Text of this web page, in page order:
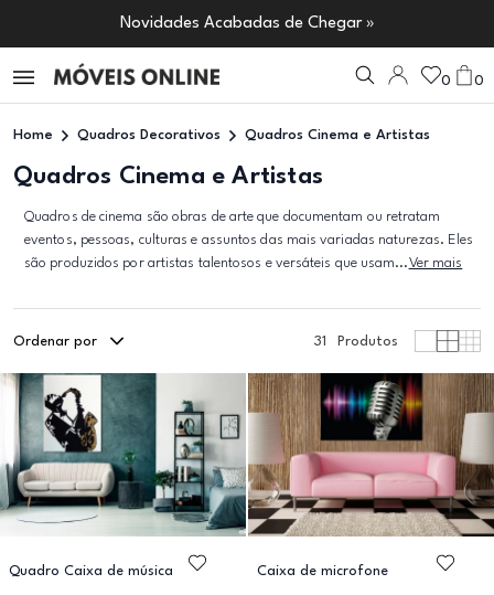
Novidades Acabadas de Chegar »
0 0
Home Quadros Decorativos Quadros Cinema e Artistas
Quadros Cinema e Artistas
Quadros de cinema são obras de arte que documentam ou retratam
eventos, pessoas, culturas e assuntos das mais variadas naturezas. Eles
são produzidos por artistas talentosos e versáteis que usam...Ver mais
Ordenar por 31 Produtos
Quadro Caixa de música Caixa de microfone